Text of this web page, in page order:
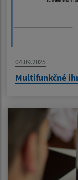
04.09.2025
Multifunkčné